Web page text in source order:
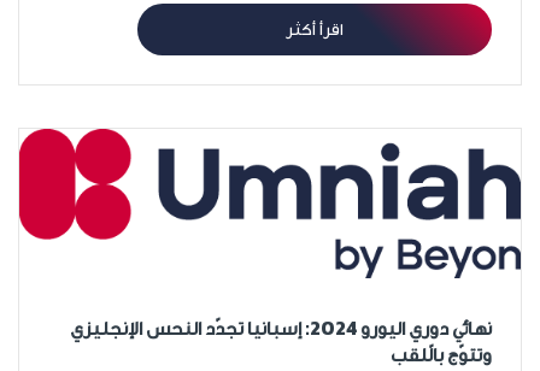
اقرأ أكثر
نهائي دوري اليورو 2024: إسبانيا تجدّد النحس الإنجليزي
وتتوّج بالّلقب